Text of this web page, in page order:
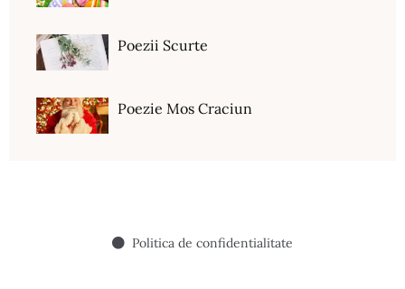
Poezii Scurte
Poezie Mos Craciun
Politica de confidentialitate